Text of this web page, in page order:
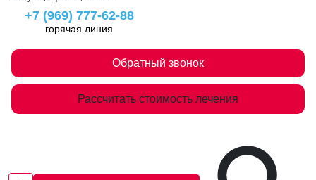
+7 (969) 777-62-88
горячая линия
Обратный звонок
Рассчитать стоимость лечения